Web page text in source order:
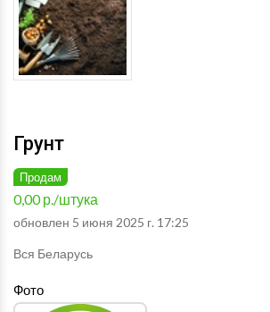
Грунт
Продам
0,00 р./штука
обновлен 5 июня 2025 г. 17:25
Вся Беларусь
Фото